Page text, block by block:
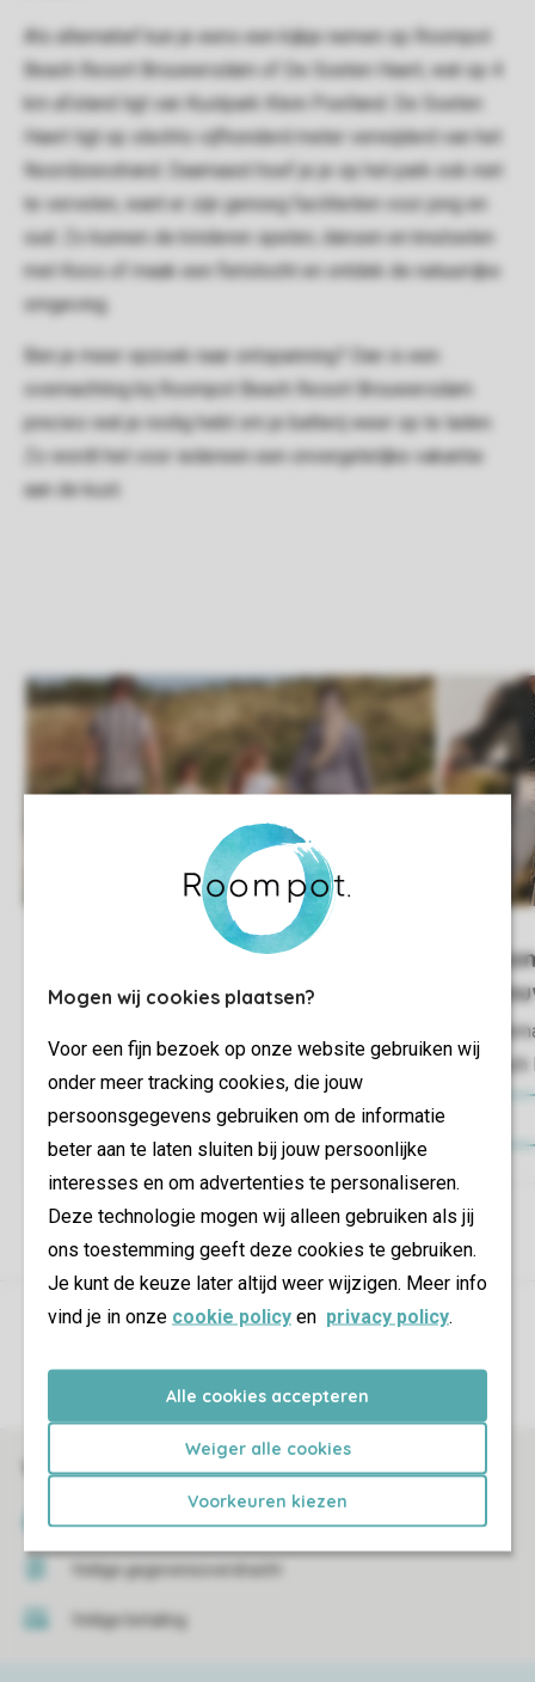
Mogen wij cookies plaatsen?
Voor een fijn bezoek op onze website gebruiken wij
onder meer tracking cookies, die jouw
persoonsgegevens gebruiken om de informatie
beter aan te laten sluiten bij jouw persoonlijke
interesses en om advertenties te personaliseren.
Deze technologie mogen wij alleen gebruiken als jij
ons toestemming geeft deze cookies te gebruiken.
Je kunt de keuze later altijd weer wijzigen. Meer info
vind je in onze cookie policy en privacy policy.
Alle cookies accepteren
Weiger alle cookies
Voorkeuren kiezen
Als alternatief kun je eens een kijkje nemen op Roompot
Beach Resort Brouwersdam of De Soeten Haert, wat op 4
km afstand ligt van Kustpark Klein Poelland. De Soeten
Haert ligt op slechts vijfhonderd meter verwijderd van het
Noordzeestrand. Daarnaast hoef je je op het park ook niet
te vervelen, want er zijn genoeg faciliteiten voor jong en
oud. Zo kunnen de kinderen spelen, dansen en knutselen
met Koos of maak een fietstocht en ontdek de natuurrijke
omgeving.
Ben je meer opzoek naar ontspanning? Dan is een
overnachting bij Roompot Beach Resort Brouwersdam
precies wat je nodig hebt om je batterij weer op te laden.
Zo wordt het voor iedereen een onvergetelijke vakantie
aan de kust.
De Soeten Haert
Vakantiepret aan de Zeeuwse kust!
Laat je inspireren
Beach
Controle over jouw gegevens & privacy
Instellingen wijzigen
Veilig en snel online boeken
Veilige gegevensoverdracht
Veilige betaling